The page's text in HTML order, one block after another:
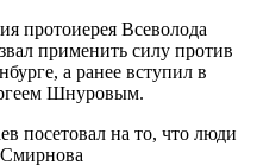
протоиерея Всеволода
применить силу против
а ранее вступил в
Шнуровым.
посетовал на то, что люди